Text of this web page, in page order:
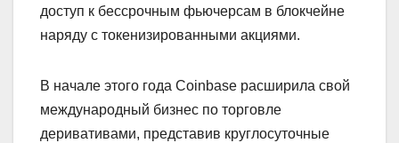
доступ к бессрочным фьючерсам в блокчейне
наряду с токенизированными акциями.
В начале этого года Coinbase расширила свой
международный бизнес по торговле
деривативами, представив круглосуточные